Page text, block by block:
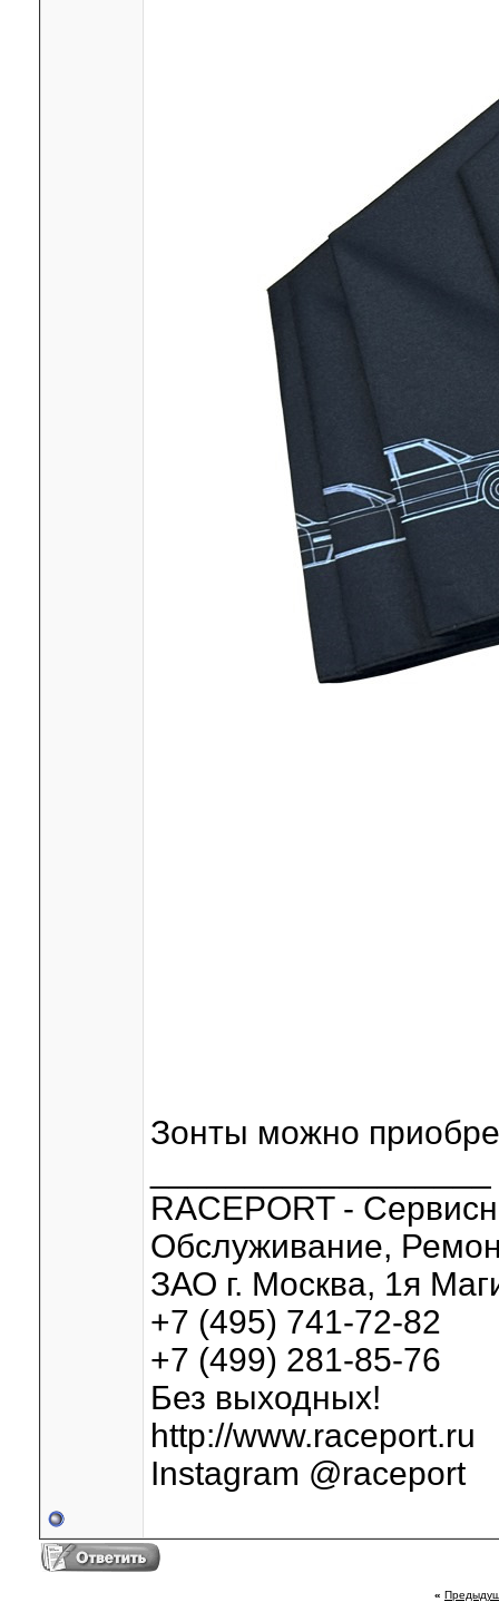
Зонты можно
RACEPORT -
Обслуживание,
ЗАО г. Москва, 1я
+7 (495) 741-72-82
+7 (499) 281-85-76
Без выходных!
http://www.raceport.ru
Instagram @raceport
«